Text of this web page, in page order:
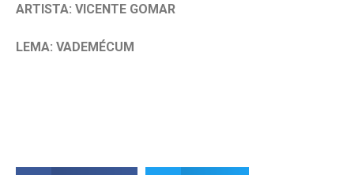
ARTISTA: VICENTE GOMAR
LEMA: VADEMÉCUM